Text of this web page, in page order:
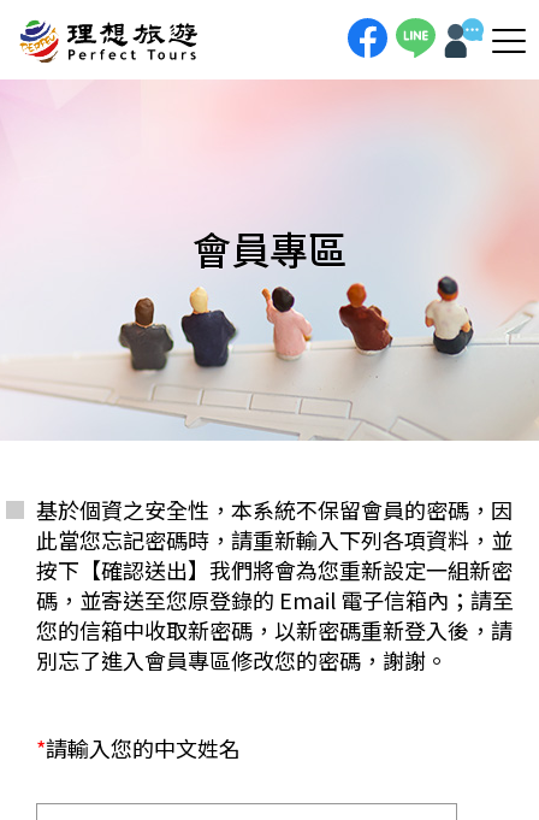
會員專區
基於個資之安全性，本系統不保留會員的密碼，因
此當您忘記密碼時，請重新輸入下列各項資料，並
按下【確認送出】我們將會為您重新設定一組新密
碼，並寄送至您原登錄的 Email 電子信箱內；請至
您的信箱中收取新密碼，以新密碼重新登入後，請
別忘了進入會員專區修改您的密碼，謝謝。
*請輸入您的中文姓名